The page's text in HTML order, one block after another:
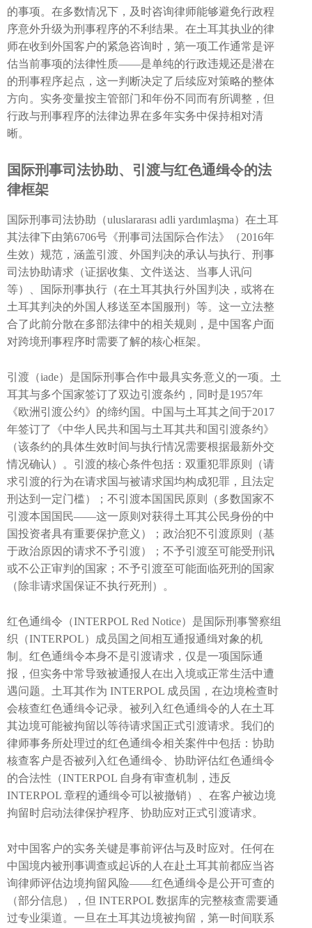
的事项。在多数情况下，及时咨询律师能够避免行政程
序意外升级为刑事程序的不利结果。在土耳其执业的律
师在收到外国客户的紧急咨询时，第一项工作通常是评
估当前事项的法律性质——是单纯的行政违规还是潜在
的刑事程序起点，这一判断决定了后续应对策略的整体
方向。实务变量按主管部门和年份不同而有所调整，但
行政与刑事程序的法律边界在多年实务中保持相对清
晰。
国际刑事司法协助、引渡与红色通缉令的法
律框架
国际刑事司法协助（uluslararası adli yardımlaşma）在土耳
其法律下由第6706号《刑事司法国际合作法》（2016年
生效）规范，涵盖引渡、外国判决的承认与执行、刑事
司法协助请求（证据收集、文件送达、当事人讯问
等）、国际刑事执行（在土耳其执行外国判决，或将在
土耳其判决的外国人移送至本国服刑）等。这一立法整
合了此前分散在多部法律中的相关规则，是中国客户面
对跨境刑事程序时需要了解的核心框架。
引渡（iade）是国际刑事合作中最具实务意义的一项。土
耳其与多个国家签订了双边引渡条约，同时是1957年
《欧洲引渡公约》的缔约国。中国与土耳其之间于2017
年签订了《中华人民共和国与土耳其共和国引渡条约》
（该条约的具体生效时间与执行情况需要根据最新外交
情况确认）。引渡的核心条件包括：双重犯罪原则（请
求引渡的行为在请求国与被请求国均构成犯罪，且法定
刑达到一定门槛）；不引渡本国国民原则（多数国家不
引渡本国国民——这一原则对获得土耳其公民身份的中
国投资者具有重要保护意义）；政治犯不引渡原则（基
于政治原因的请求不予引渡）；不予引渡至可能受刑讯
或不公正审判的国家；不予引渡至可能面临死刑的国家
（除非请求国保证不执行死刑）。
红色通缉令（INTERPOL Red Notice）是国际刑事警察组
织（INTERPOL）成员国之间相互通报通缉对象的机
制。红色通缉令本身不是引渡请求，仅是一项国际通
报，但实务中常导致被通报人在出入境或正常生活中遭
遇问题。土耳其作为 INTERPOL 成员国，在边境检查时
会核查红色通缉令记录。被列入红色通缉令的人在土耳
其边境可能被拘留以等待请求国正式引渡请求。我们的
律师事务所处理过的红色通缉令相关案件中包括：协助
核查客户是否被列入红色通缉令、协助评估红色通缉令
的合法性（INTERPOL 自身有审查机制，违反
INTERPOL 章程的通缉令可以被撤销）、在客户被边境
拘留时启动法律保护程序、协助应对正式引渡请求。
对中国客户的实务关键是事前评估与及时应对。任何在
中国境内被刑事调查或起诉的人在赴土耳其前都应当咨
询律师评估边境拘留风险——红色通缉令是公开可查的
（部分信息），但 INTERPOL 数据库的完整核查需要通
过专业渠道。一旦在土耳其边境被拘留，第一时间联系